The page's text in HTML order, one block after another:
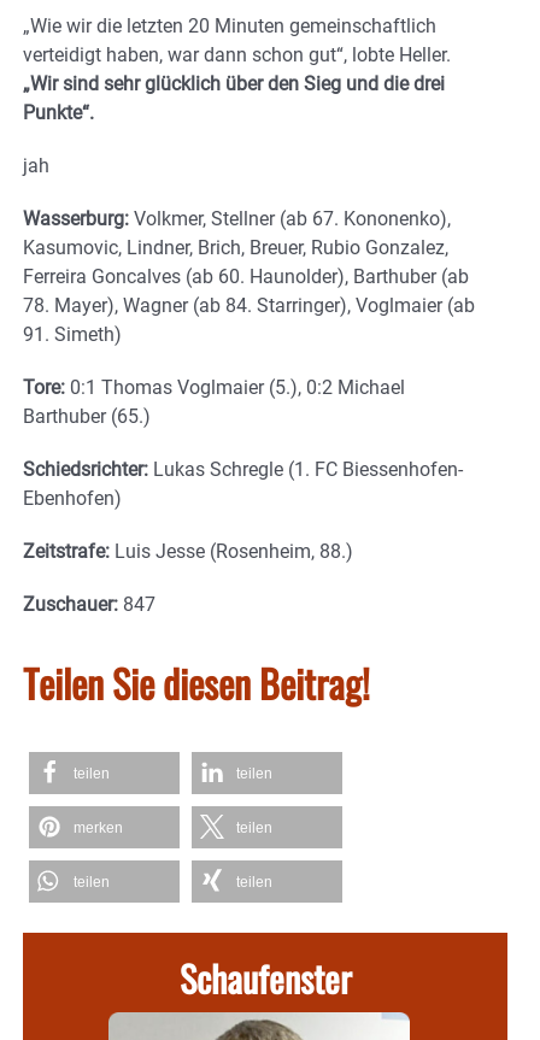
„Wie wir die letzten 20 Minuten gemeinschaftlich
verteidigt haben, war dann schon gut“, lobte Heller.
„Wir sind sehr glücklich über den Sieg und die drei
Punkte“.
jah
Wasserburg: Volkmer, Stellner (ab 67. Kononenko),
Kasumovic, Lindner, Brich, Breuer, Rubio Gonzalez,
Ferreira Goncalves (ab 60. Haunolder), Barthuber (ab
78. Mayer), Wagner (ab 84. Starringer), Voglmaier (ab
91. Simeth)
Tore: 0:1 Thomas Voglmaier (5.), 0:2 Michael
Barthuber (65.)
Schiedsrichter: Lukas Schregle (1. FC Biessenhofen-
Ebenhofen)
Zeitstrafe: Luis Jesse (Rosenheim, 88.)
Zuschauer: 847
Teilen Sie diesen Beitrag!
teilen teilen
merken teilen
teilen teilen
Schaufenster